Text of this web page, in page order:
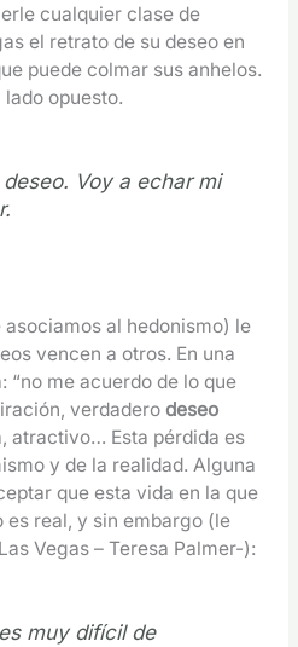
cualquier clase de
el retrato de su deseo en
puede colmar sus anhelos.
opuesto.
Voy a echar mi
al hedonismo) le
vencen a otros. En una
me acuerdo de lo que
verdadero deseo
atractivo… Esta pérdida es
y de la realidad. Alguna
que esta vida en la que
es real, y sin embargo (le
Vegas – Teresa Palmer-):
muy difícil de